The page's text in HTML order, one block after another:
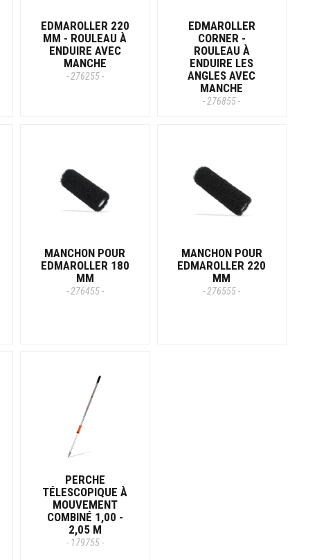
EDMAROLLER 220
MM - ROULEAU À
ENDUIRE AVEC
MANCHE
- 276255 -
EDMAROLLER
CORNER -
ROULEAU À
ENDUIRE LES
ANGLES AVEC
MANCHE
- 276855 -
MANCHON POUR
EDMAROLLER 180
MM
- 276455 -
MANCHON POUR
EDMAROLLER 220
MM
- 276555 -
PERCHE
TÉLESCOPIQUE À
MOUVEMENT
COMBINÉ 1,00 -
2,05 M
- 179755 -